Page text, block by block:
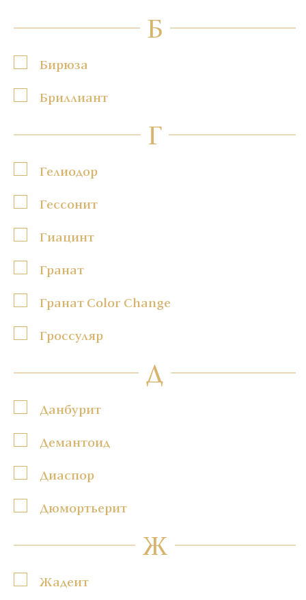
Б
Бирюза
Бриллиант
Г
Гелиодор
Гессонит
Гиацинт
Гранат
Гранат Color Change
Гроссуляр
Д
Данбурит
Демантоид
Диаспор
Дюмортьерит
Ж
Жадеит